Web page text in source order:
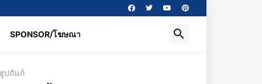
SPONSOR/โฆษณา
ปถัมภ์